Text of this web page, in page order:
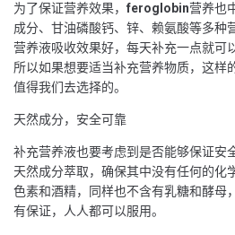
为了保证营养效果， feroglobin营养也
成分、甘油磷酸钙、锌、赖氨酸等多种
营养液吸收效果好，每天补充一点就可
所以如果想要适当补充营养物质，这样
值得我们去选择的。
天然成分，安全可靠
补充营养液也要考虑到是否能够保证安
天然成分萃取，确保其中没有任何的化
色素和酒精，同样也不含有乳糖和酵母
有保证，人人都可以服用。